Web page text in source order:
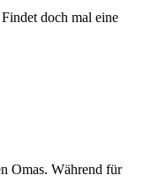
doch mal eine
Omas. Während für